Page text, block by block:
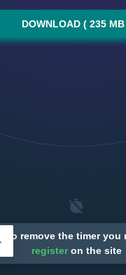
DOWNLOAD ( 235 MB
To remove the timer you
registeron the site